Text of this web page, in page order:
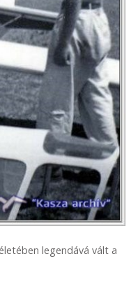
legendává vált a